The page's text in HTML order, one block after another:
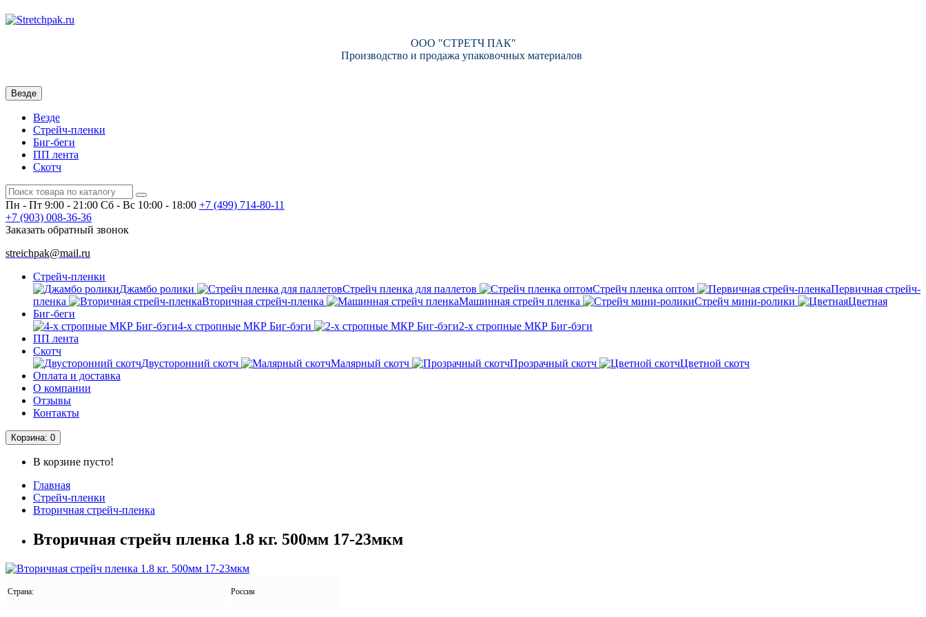
ООО "СТРЕТЧ ПАК"
Производство и продажа упаковочных материалов
Везде
Везде
Стрейч-пленки
Биг-беги
ПП лента
Скотч
Пн - Пт 9:00 - 21:00 Сб - Вс 10:00 - 18:00 +7 (499) 714-80-11
+7 (903) 008-36-36
Заказать обратный звонок
streichpak@mail.ru
Стрейч-пленки
Джамбо ролики
Стрейч пленка для паллетов Стрейч пленка оптом
Первичная стрейч-
пленка
Вторичная стрейч-пленка Машинная стрейч пленка Стрейч мини-ролики
Цветная
Биг-беги
4-х стропные МКР Биг-бэги
2-х стропные МКР Биг-бэги
ПП лента
Скотч
Двусторонний скотч
Малярный скотч Прозрачный скотч
Цветной скотч
Оплата и доставка
О компании
Отзывы
Контакты
Корзина: 0
В корзине пусто!
Главная
Стрейч-пленки
Вторичная стрейч-пленка
Вторичная стрейч пленка 1.8 кг. 500мм 17-23мкм
Страна: Россия